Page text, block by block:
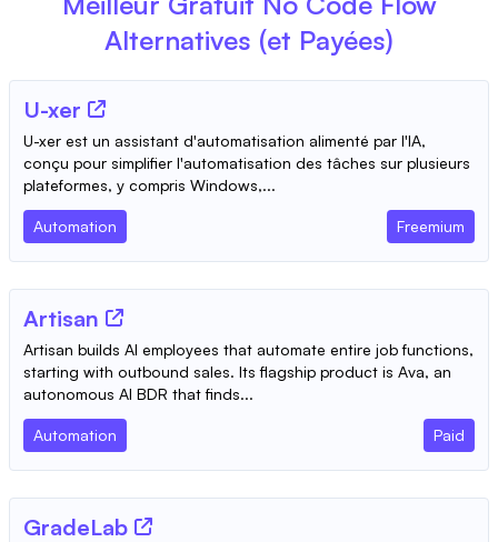
Alternatives (et Payées)
U-xer
U-xer est un assistant d'automatisation alimenté par l'IA,
conçu pour simplifier l'automatisation des tâches sur plusieurs
plateformes, y compris Windows,...
Automation Freemium
Artisan
Artisan builds AI employees that automate entire job functions,
starting with outbound sales. Its flagship product is Ava, an
autonomous AI BDR that finds...
Automation Paid
GradeLab